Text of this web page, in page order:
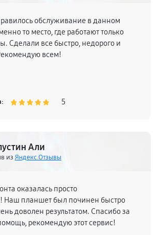
обслуживание в данном
то место, где работают только
Сделали все быстро, недорого и
всем!
5
Али
из Яндекс.Отзывы
оказалась просто
Наш планшет был починен быстро
доволен результатом. Спасибо за
рекомендую этот сервис!